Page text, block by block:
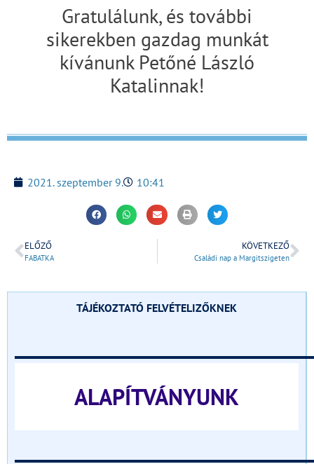
Gratulálunk, és további
sikerekben gazdag munkát
kívánunk Petőné László
Katalinnak!
2021. szeptember 9. 10:41
ELŐZŐ
FABATKA
KÖVETKEZŐ
Családi nap a Margitszigeten
TÁJÉKOZTATÓ FELVÉTELIZŐKNEK
ALAPÍTVÁNYUNK